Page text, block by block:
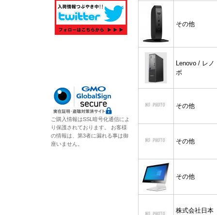
その他
Lenovo / レノ
ボ
その他
その他
その他
株式会社日本
ご購入情報はSSL暗号化通信によ
り保護されております。 お客様
の情報は、第3者に漏れる事は御
座いません。